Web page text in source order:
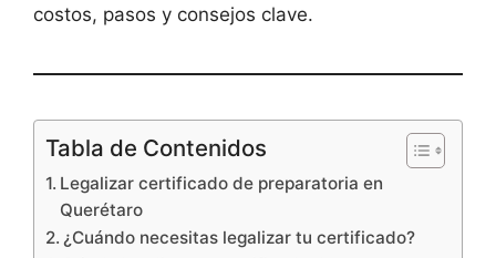
costos, pasos y consejos clave.
Tabla de Contenidos
Legalizar certificado de preparatoria en
Querétaro
¿Cuándo necesitas legalizar tu certificado?